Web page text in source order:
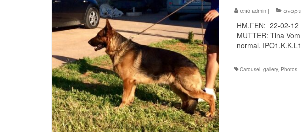
απόadmin|
ΗΜ.ΓΕΝ: 22-02-12
MUTTER: Tina
normal,
Carousel, gallery, Photos